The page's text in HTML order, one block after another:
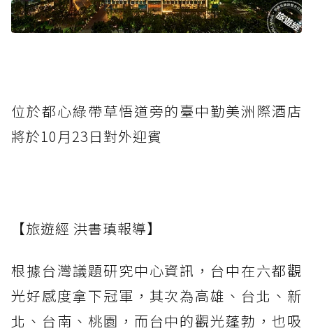
位於都心綠帶草悟道旁的臺中勤美洲際酒店
將於10月23日對外迎賓
【旅遊經 洪書瑱報導】
根據台灣議題研究中心資訊，台中在六都觀
光好感度拿下冠軍，其次為高雄、台北、新
北、台南、桃園，而台中的觀光蓬勃，也吸